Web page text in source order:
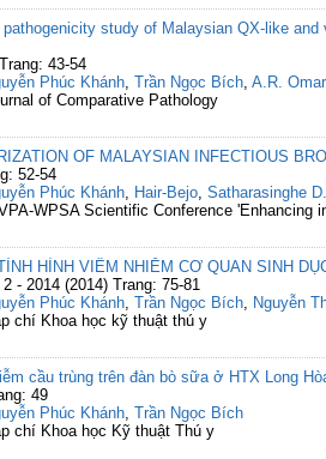
pathogenicity study of Malaysian QX-like
43-54
Phúc Khánh, Trần Ngọc Bích, A.R. Omar
of Comparative Pathology
OF MALAYSIAN INFECTIOUS
52-54
Phúc Khánh, Hair-Bejo, Satharasinghe
WPSA Scientific Conference 'Enhancing
HÌNH VIÊM NHIỄM CƠ QUAN SINH
- 2014 (2014) Trang: 75-81
Phúc Khánh, Trần Ngọc Bích, Nguyễn
chí Khoa học kỹ thuật thú y
cầu trùng trên đàn bò sữa ở HTX Long
49
Phúc Khánh, Trần Ngọc Bích
chí Khoa học Kỹ thuật Thú y